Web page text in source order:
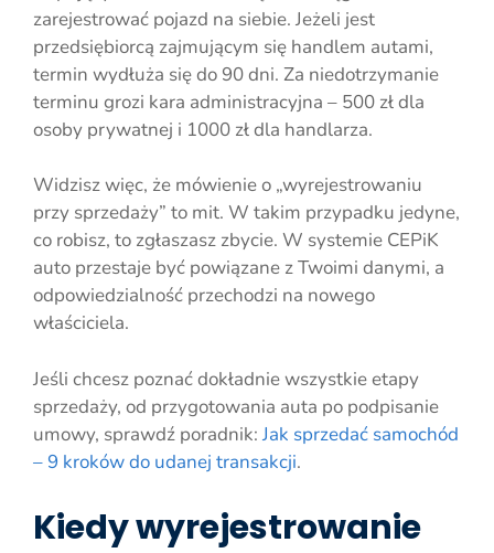
zarejestrować pojazd na siebie. Jeżeli jest
przedsiębiorcą zajmującym się handlem autami,
termin wydłuża się do 90 dni. Za niedotrzymanie
terminu grozi kara administracyjna – 500 zł dla
osoby prywatnej i 1000 zł dla handlarza.
Widzisz więc, że mówienie o „wyrejestrowaniu
przy sprzedaży” to mit. W takim przypadku jedyne,
co robisz, to zgłaszasz zbycie. W systemie CEPiK
auto przestaje być powiązane z Twoimi danymi, a
odpowiedzialność przechodzi na nowego
właściciela.
Jeśli chcesz poznać dokładnie wszystkie etapy
sprzedaży, od przygotowania auta po podpisanie
umowy, sprawdź poradnik: Jak sprzedać samochód
– 9 kroków do udanej transakcji.
Kiedy wyrejestrowanie